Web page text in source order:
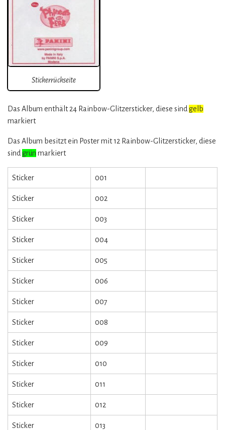
Stickerrückseite
Das Album enthält 24 Rainbow-Glitzersticker, diese sind gelb
markiert
Das Album besitzt ein Poster mit 12 Rainbow-Glitzersticker, diese
sind grün markiert
Sticker 001
Sticker 002
Sticker 003
Sticker 004
Sticker 005
Sticker 006
Sticker 007
Sticker 008
Sticker 009
Sticker 010
Sticker 011
Sticker 012
Sticker 013